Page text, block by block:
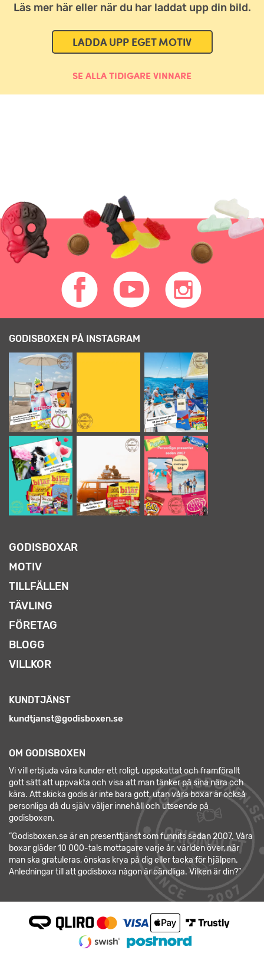
Läs mer här eller när du har laddat upp din bild.
LADDA UPP EGET MOTIV
SE ALLA TIDIGARE VINNARE
GODISBOXEN PÅ INSTAGRAM
GODISBOXAR
MOTIV
TILLFÄLLEN
TÄVLING
FÖRETAG
BLOGG
VILLKOR
KUNDTJÄNST
kundtjanst@godisboxen.se
OM GODISBOXEN
Vi vill erbjuda våra kunder ett roligt, uppskattat och framförallt
gott sätt att uppvakta och visa att man tänker på sina nära och
kära. Att skicka godis är inte bara gott, utan våra boxar är också
personliga då du själv väljer innehåll och utseende på
godisboxen.
”Godisboxen.se är en presenttjänst som funnits sedan 2007. Våra
boxar gläder 10 000-tals mottagare varje år, världen över, när
man ska gratuleras, önskas krya på dig eller tacka för hjälpen.
Anledningar till att godisboxa någon är oändliga. Vilken är din?”